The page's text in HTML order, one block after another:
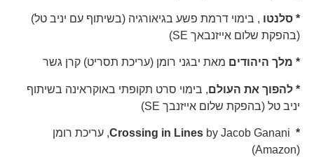
* סלנטו , בימוי דרמת פשע בגיאורגיה (בשיתוף עם יניב טל)
(בהפקת שלום אייזנבאך SE)
* מלך היהודים מאת יבגני רומן (עריכת תסריט) קרן גשר
* להפוך את העולם, בימוי סרט תקופתי באוקראינה בשיתוף
יניב טל (בהפקת שלום אייזנבך SE)
*
Crossing in Linesby Jacob Ganani, עריכת רומן
(Amazon)